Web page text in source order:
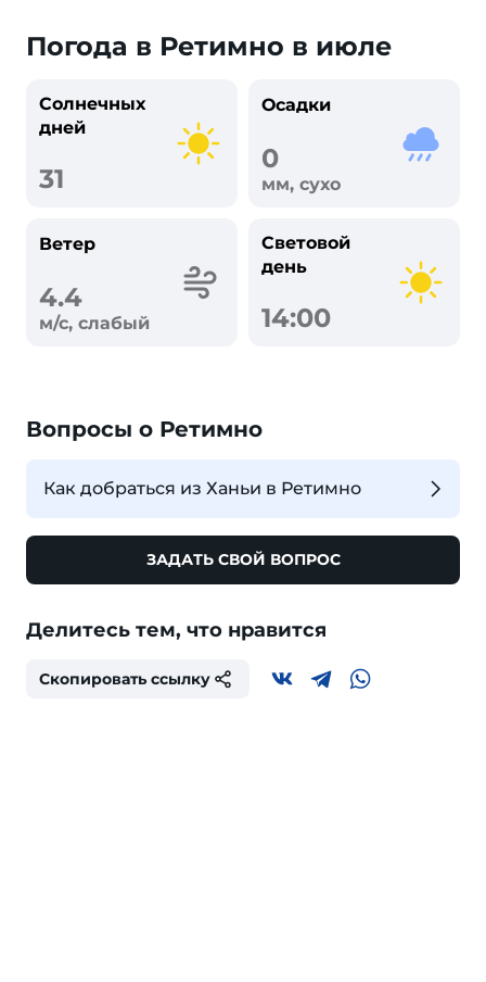
Погода в Ретимно в июле
Солнечных
дней
31
Осадки
0
мм, сухо
Ветер
4.4
м/с, слабый
Световой
день
14:00
Вопросы о Ретимно
Как добраться из Ханьи в Ретимно
ЗАДАТЬ СВОЙ ВОПРОС
Делитесь тем, что нравится
Скопировать ссылку